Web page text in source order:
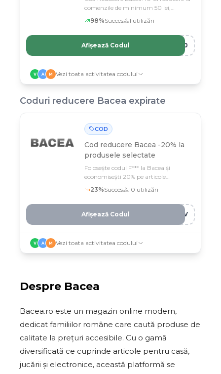
comenzile de minimum 50 lei,
indiferent de metoda de livrare.
98%Succes 1 utilizări
Y10
Afișează Codul
V A M Vezi toata activitatea codului
Coduri reducere Bacea expirate
COD
Cod reducere Bacea -20% la
produsele selectate
Folosește codul F*** la Bacea și
economisești 20% pe articole
selectate de casă, jucării și electronice
23%Succes 10 utilizări
YXV
Afișează Codul
V A M Vezi toata activitatea codului
Despre Bacea
Bacea.ro este un magazin online modern,
dedicat familiilor române care caută produse de
calitate la prețuri accesibile. Cu o gamă
diversificată ce cuprinde articole pentru casă,
jucării și electronice, această platformă se